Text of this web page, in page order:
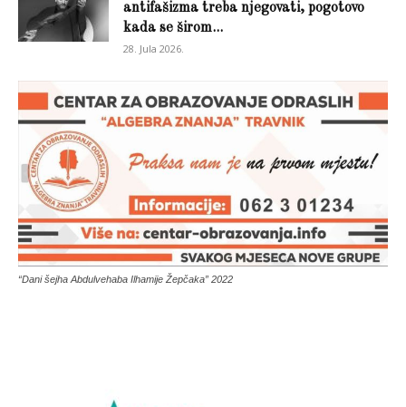
antifašizma treba njegovati, pogotovo
kada se širom...
28. Jula 2026.
“Dani šejha Abdulvehaba Ilhamije Žepčaka” 2022